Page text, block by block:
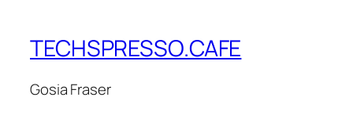
TECHSPRESSO.CAFE
Gosia Fraser